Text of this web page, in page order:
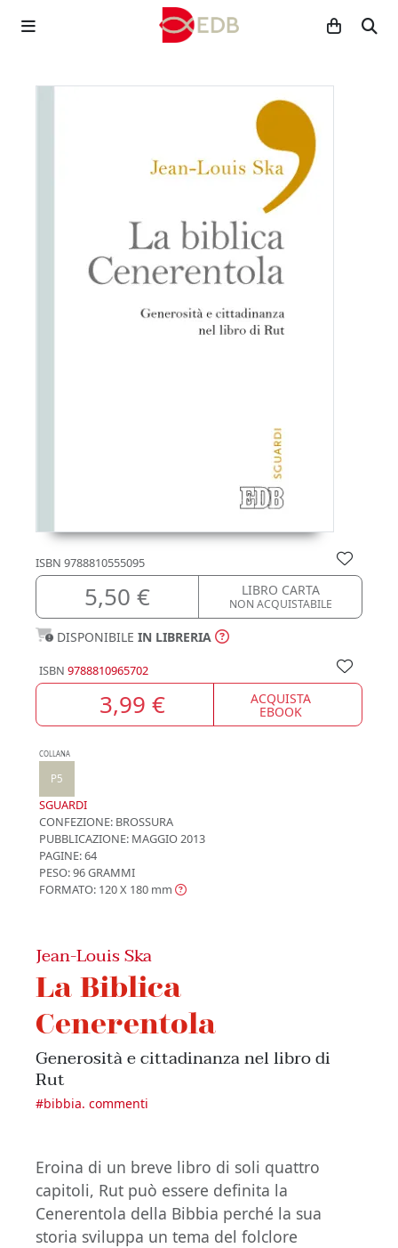
ISBN 9788810555095
5,50 € LIBRO CARTA
NON ACQUISTABILE
DISPONIBILE IN LIBRERIA
ISBN 9788810965702
3,99 € ACQUISTA
EBOOK
COLLANA
P5
SGUARDI
CONFEZIONE: BROSSURA
PUBBLICAZIONE: MAGGIO 2013
PAGINE: 64
PESO: 96 GRAMMI
FORMATO: 120 X 180 mm
Jean-Louis Ska
La Biblica
Cenerentola
Generosità e cittadinanza nel libro di
Rut
#bibbia. commenti
Eroina di un breve libro di soli quattro
capitoli, Rut può essere definita la
Cenerentola della Bibbia perché la sua
storia sviluppa un tema del folclore